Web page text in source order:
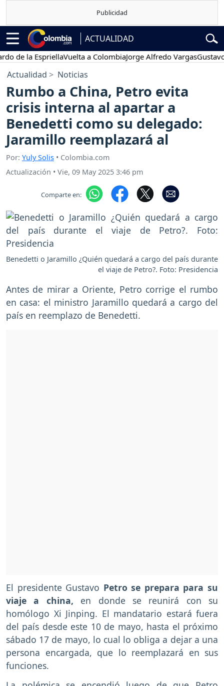
ACTUALIDAD
la EspriellaVuelta a ColombiaJorge Alfredo VargasGustavo
Actualidad Noticias
Rumbo a China, Petro evita
crisis interna al apartar a
Benedetti como su delegado:
Jaramillo reemplazará al
Por: Yuly Solis • Colombia.com
Actualización • Vie, 09 May 2025 3:46 pm
Comparte en:
Benedetti o Jaramillo ¿Quién quedará a cargo del país durante
el viaje de Petro?. Foto: Presidencia
Antes de mirar a Oriente, Petro corrige el rumbo
en casa: el ministro Jaramillo quedará a cargo del
país en reemplazo de Benedetti.
El presidente Gustavo Petro se prepara para su
viaje a china, en donde se reunirá con su
homólogo Xi Jinping. El mandatario estará fuera
del país desde este 10 de mayo, hasta el próximo
sábado 17 de mayo, lo cual lo obliga a dejar a una
persona encargada, que lo reemplazará en sus
funciones.